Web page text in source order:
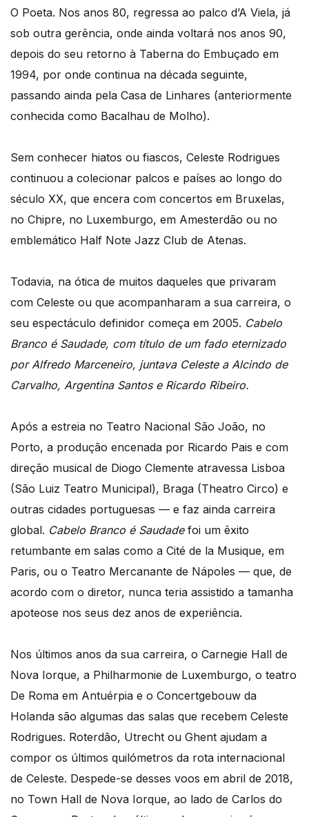
O Poeta. Nos anos 80, regressa ao palco d’A Viela, já
sob outra gerência, onde ainda voltará nos anos 90,
depois do seu retorno à Taberna do Embuçado em
1994, por onde continua na década seguinte,
passando ainda pela Casa de Linhares (anteriormente
conhecida como Bacalhau de Molho).
Sem conhecer hiatos ou fiascos, Celeste Rodrigues
continuou a colecionar palcos e países ao longo do
século XX, que encera com concertos em Bruxelas,
no Chipre, no Luxemburgo, em Amesterdão ou no
emblemático Half Note Jazz Club de Atenas.
Todavia, na ótica de muitos daqueles que privaram
com Celeste ou que acompanharam a sua carreira, o
seu espectáculo definidor começa em 2005. Cabelo
Branco é Saudade, com título de um fado eternizado
por Alfredo Marceneiro, juntava Celeste a Alcindo de
Carvalho, Argentina Santos e Ricardo Ribeiro.
Após a estreia no Teatro Nacional São João, no
Porto, a produção encenada por Ricardo Pais e com
direção musical de Diogo Clemente atravessa Lisboa
(São Luiz Teatro Municipal), Braga (Theatro Circo) e
outras cidades portuguesas — e faz ainda carreira
global. Cabelo Branco é Saudadefoi um êxito
retumbante em salas como a Cité de la Musique, em
Paris, ou o Teatro Mercanante de Nápoles — que, de
acordo com o diretor, nunca teria assistido a tamanha
apoteose nos seus dez anos de experiência.
Nos últimos anos da sua carreira, o Carnegie Hall de
Nova Iorque, a Philharmonie de Luxemburgo, o teatro
De Roma em Antuérpia e o Concertgebouw da
Holanda são algumas das salas que recebem Celeste
Rodrigues. Roterdão, Utrecht ou Ghent ajudam a
compor os últimos quilómetros da rota internacional
de Celeste. Despede-se desses voos em abril de 2018,
no Town Hall de Nova Iorque, ao lado de Carlos do